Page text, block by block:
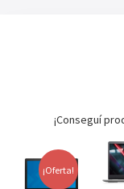
¡Conseguí
¡Oferta!